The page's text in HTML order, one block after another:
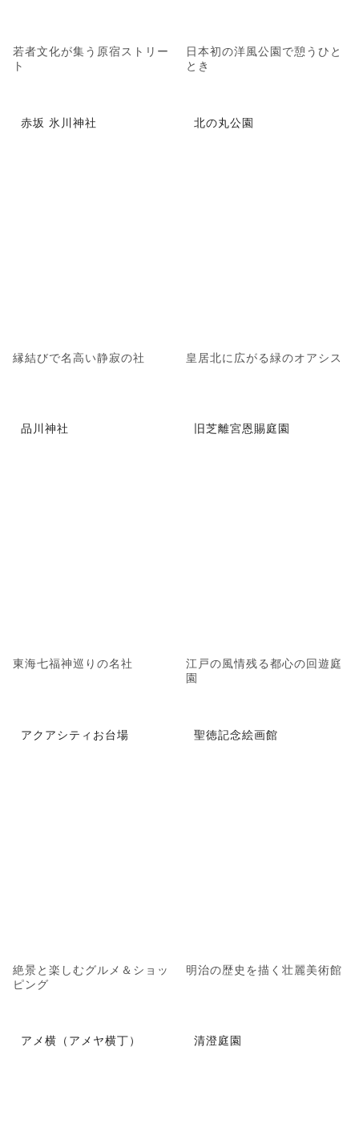
若者文化が集う原宿ストリー
ト
日本初の洋風公園で憩うひと
とき
赤坂 氷川神社
縁結びで名高い静寂の社
北の丸公園
皇居北に広がる緑のオアシス
品川神社
東海七福神巡りの名社
旧芝離宮恩賜庭園
江戸の風情残る都心の回遊庭
園
アクアシティお台場
絶景と楽しむグルメ＆ショッ
ピング
聖徳記念絵画館
明治の歴史を描く壮麗美術館
アメ横（アメヤ横丁） 清澄庭園